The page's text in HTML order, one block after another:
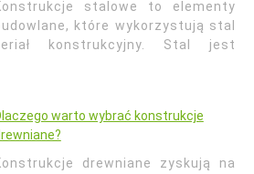
stalowe to elementy
które wykorzystują stal
konstrukcyjny. Stal jest
warto wybrać konstrukcje
drewniane zyskują na